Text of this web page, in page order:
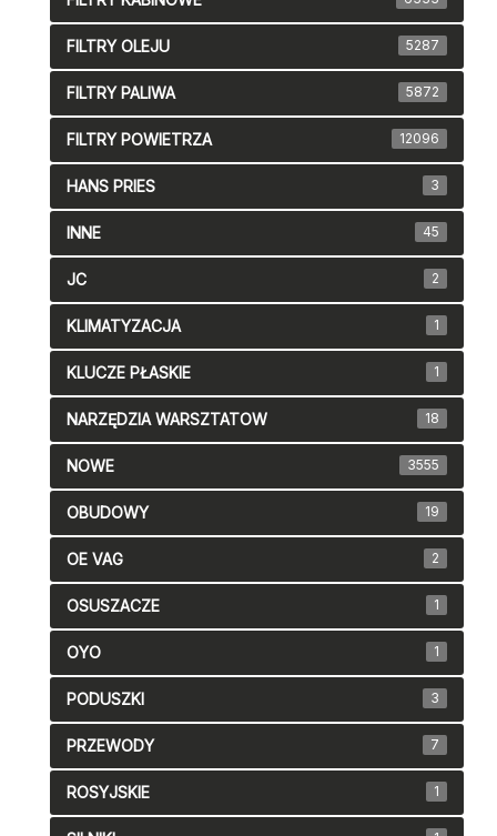
FILTRY OLEJU 5287
FILTRY PALIWA 5872
FILTRY POWIETRZA 12096
HANS PRIES 3
INNE 45
JC 2
KLIMATYZACJA 1
KLUCZE PŁASKIE 1
NARZĘDZIA WARSZTATOW 18
NOWE 3555
OBUDOWY 19
OE VAG 2
OSUSZACZE 1
OYO 1
PODUSZKI 3
PRZEWODY 7
ROSYJSKIE 1